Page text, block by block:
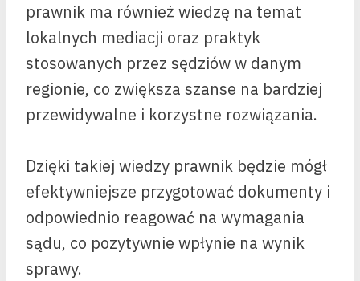
prawnik ma również wiedzę na temat
lokalnych mediacji oraz praktyk
stosowanych przez sędziów w danym
regionie, co zwiększa szanse na bardziej
przewidywalne i korzystne rozwiązania.
Dzięki takiej wiedzy prawnik będzie mógł
efektywniejsze przygotować dokumenty i
odpowiednio reagować na wymagania
sądu, co pozytywnie wpłynie na wynik
sprawy.